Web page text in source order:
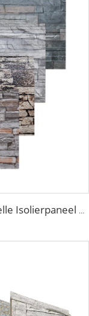
Einfache Installation strukturelle Isolierpaneel dekoratives Metallpaneel Wand Hausbaustoffe